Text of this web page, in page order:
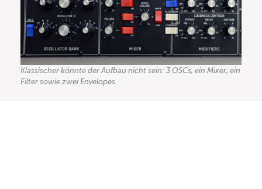
Klassischer könnte der Aufbau nicht sein: 3 OSCs, ein Mixer, ein
Filter sowie zwei Envelopes.